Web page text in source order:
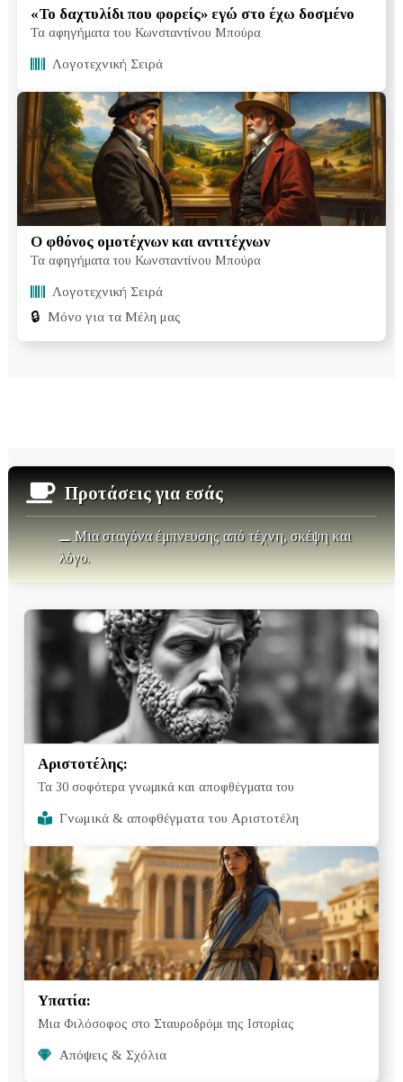
«Το δαχτυλίδι που φορείς» εγώ στο έχω δοσμένο
Τα αφηγήματα του Κωνσταντίνου Μπούρα
Λογοτεχνική Σειρά
Ο φθόνος ομοτέχνων και αντιτέχνων
Τα αφηγήματα του Κωνσταντίνου Μπούρα
Λογοτεχνική Σειρά
🔒 Μόνο για τα Μέλη μας
Προτάσεις για εσάς
⚊ Μια σταγόνα έμπνευσης από τέχνη, σκέψη και
λόγο.
Αριστοτέλης:
Τα 30 σοφότερα γνωμικά και αποφθέγματα του
Γνωμικά & αποφθέγματα του Αριστοτέλη
Υπατία:
Μια Φιλόσοφος στο Σταυροδρόμι της Ιστορίας
Απόψεις & Σχόλια